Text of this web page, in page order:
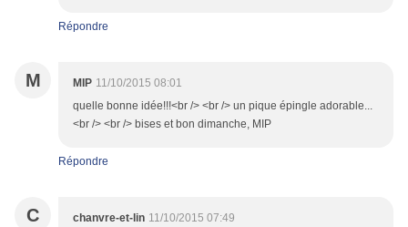
Répondre
M MIP 11/10/2015 08:01
quelle bonne idée!!!<br /> <br /> un pique épingle adorable...
<br /> <br /> bises et bon dimanche, MIP
Répondre
C chanvre-et-lin 11/10/2015 07:49